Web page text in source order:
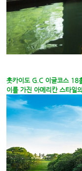
홋카이도 G.C 이글코스 18
이를 가진 아메리칸 스타일